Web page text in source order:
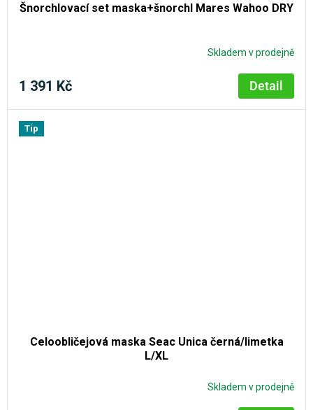
Šnorchlovací set maska+šnorchl Mares Wahoo DRY
Skladem v prodejně
1 391 Kč Detail
Tip
Celoobličejová maska Seac Unica černá/limetka
L/XL
Skladem v prodejně